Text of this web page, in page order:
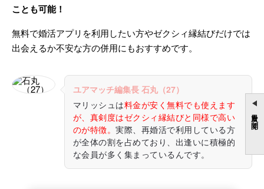
目次を開く
ことも可能！
無料で婚活アプリを利用したい方やゼクシィ縁結びだけでは
出会えるか不安な方の併用にもおすすめです。
ユアマッチ編集長 石丸（27）
マリッシュは料金が安く無料でも使えます
が、真剣度はゼクシィ縁結びと同様で高い
のが特徴。実際、再婚活で利用している方
が全体の割を占めており、出逢いに積極的
な会員が多く集まっているんです。